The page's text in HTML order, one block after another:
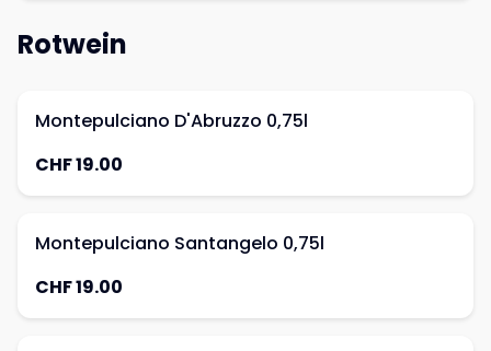
Rotwein
Montepulciano D'Abruzzo 0,75l
CHF 19.00
Montepulciano Santangelo 0,75l
CHF 19.00